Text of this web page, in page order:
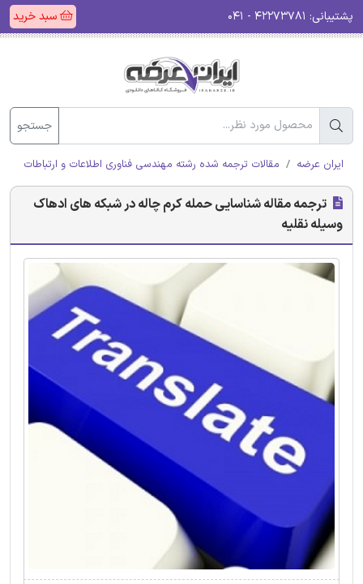
پشتیبانی: سبد خرید
جستجو
ایران عرضه مقالات ترجمه شده رشته مهندسی فناوری اطلاعات و ارتباطات (ICT)
ترجمه مقاله شناسایی حمله کرم چاله در شبکه های ادهاک
وسیله نقلیه